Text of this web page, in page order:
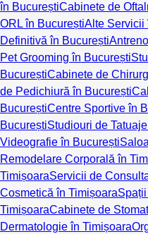
în BucureștiCabinete de
ORL în BucureștiAlte Servicii
Definitivă în București
Pet Grooming în București
BucureștiCabinete de
de Pedichiură în București
BucureștiCentre Sportive în
BucureștiStudiouri de
Videografie în București
Remodelare Corporală în
TimișoaraServicii de
Cosmetică în Timișoara
TimișoaraCabinete de
Dermatologie în Timișoara